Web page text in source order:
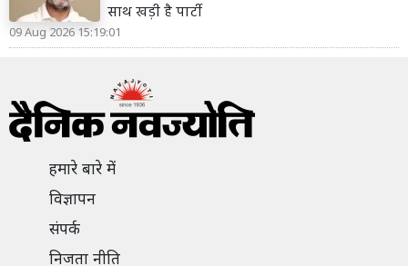
साथ खड़ी है पार्टी
09 Aug 2026 15:19:01
हमारे बारे में
विज्ञापन
संपर्क
निजता नीति